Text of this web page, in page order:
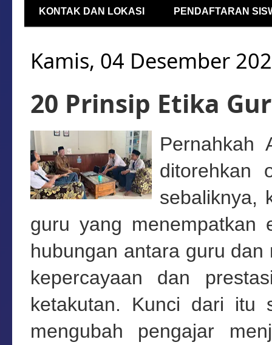
KONTAK DAN LOKASI PENDAFTARAN
Kamis, 04 Desember
20 Prinsip Etika
Pernahkah
ditorehkan
sebaliknya,
guru yang menempatkan
hubungan antara guru
kepercayaan dan
ketakutan. Kunci dari itu
mengubah pengajar